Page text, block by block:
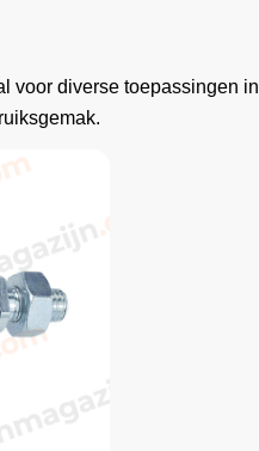
voor diverse toepassingen